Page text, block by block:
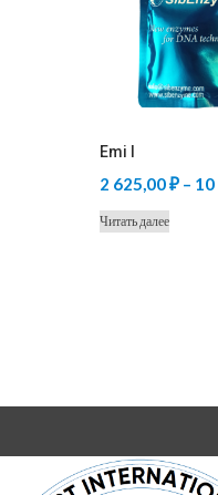
Emi I
2 625,00₽ –
Читать далее